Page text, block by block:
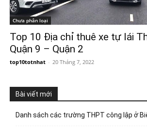
Chưa phân loại
Top 10 Địa chỉ thuê xe tự lái
Quận 9 – Quận 2
top10totnhat - 20 Tháng 7, 2022
Bài viết mới
Danh sách các trường THPT công lập ở